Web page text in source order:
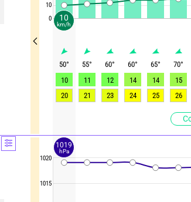
10
0
1020
1015
50° 55° 60° 60° 65° 70°
10
11 12 14 14 15
20
21 23 24 25 26
10
km/h
1019
hPa